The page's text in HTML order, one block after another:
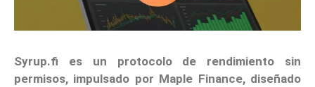
Syrup.fi es un protocolo de rendimiento sin
permisos, impulsado por Maple Finance, diseñado